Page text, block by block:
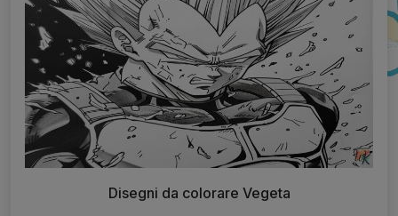
Disegni da colorare Vegeta